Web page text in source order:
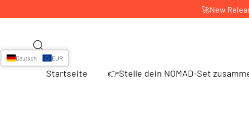
zum
🚀New
Startseite 👉Stelle dein NOMAD-Set
Deutsch EUR